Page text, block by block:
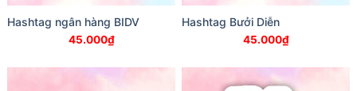
Hashtag ngân hàng BIDV
45.000₫
Hashtag Bưởi Diễn
45.000₫